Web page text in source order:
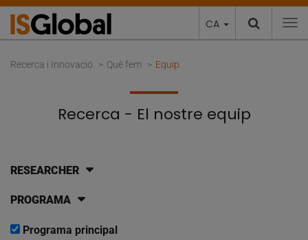
CA
Recerca i Innovació Què fem Equip
Recerca - El nostre equip
RESEARCHER
PROGRAMA
Programa principal